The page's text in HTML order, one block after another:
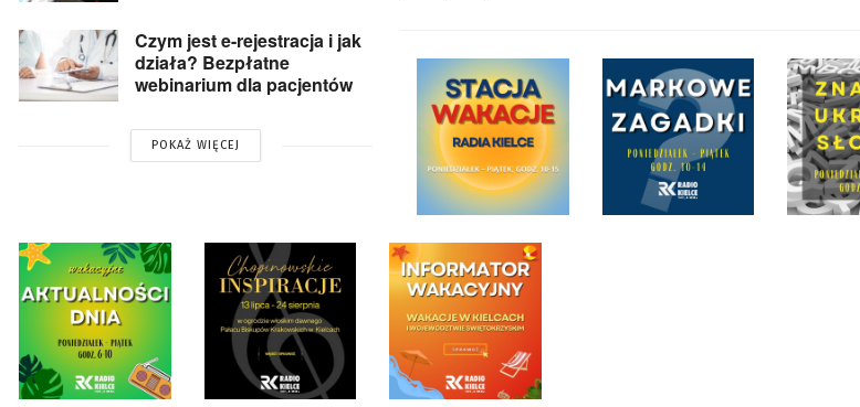
Czym jest e-rejestracja i jak
działa? Bezpłatne
webinarium dla pacjentów
POKAŻ WIĘCEJ